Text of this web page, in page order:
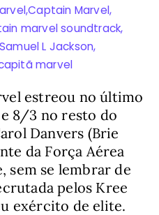
,Captain Marvel,
marvel soundtrack,
Samuel L Jackson,
marvel
estreou no último
8/3 no resto do
Danvers (Brie
da Força Aérea
sem se lembrar de
pelos Kree
exército de elite.